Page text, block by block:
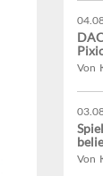
Von
Von